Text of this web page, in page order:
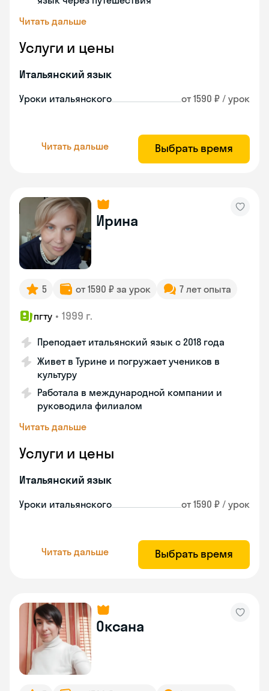
Читать дальше
Услуги и цены
Итальянский язык
Уроки итальянского от 1590 ₽ / урок
Читать дальше Выбрать время
Ирина
5 от 1590 ₽ за урок 7 лет опыта
пгту • 1999 г.
Преподает итальянский язык с 2018 года
Живет в Турине и погружает учеников в
культуру
Работала в международной компании и
руководила филиалом
Читать дальше
Услуги и цены
Итальянский язык
Уроки итальянского от 1590 ₽ / урок
Читать дальше Выбрать время
Оксана